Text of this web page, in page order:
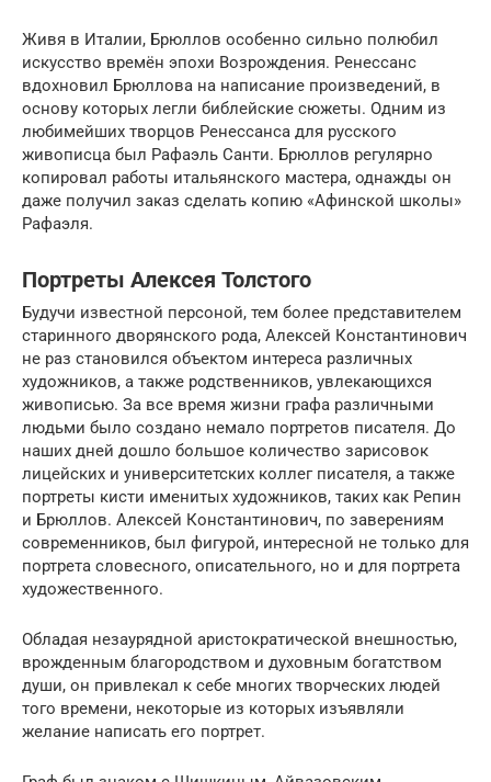
Живя в Италии, Брюллов особенно сильно полюбил
искусство времён эпохи Возрождения. Ренессанс
вдохновил Брюллова на написание произведений, в
основу которых легли библейские сюжеты. Одним из
любимейших творцов Ренессанса для русского
живописца был Рафаэль Санти. Брюллов регулярно
копировал работы итальянского мастера, однажды он
даже получил заказ сделать копию «Афинской школы»
Рафаэля.
Портреты Алексея Толстого
Будучи известной персоной, тем более представителем
старинного дворянского рода, Алексей Константинович
не раз становился объектом интереса различных
художников, а также родственников, увлекающихся
живописью. За все время жизни графа различными
людьми было создано немало портретов писателя. До
наших дней дошло большое количество зарисовок
лицейских и университетских коллег писателя, а также
портреты кисти именитых художников, таких как Репин
и Брюллов. Алексей Константинович, по заверениям
современников, был фигурой, интересной не только для
портрета словесного, описательного, но и для портрета
художественного.
Обладая незаурядной аристократической внешностью,
врожденным благородством и духовным богатством
души, он привлекал к себе многих творческих людей
того времени, некоторые из которых изъявляли
желание написать его портрет.